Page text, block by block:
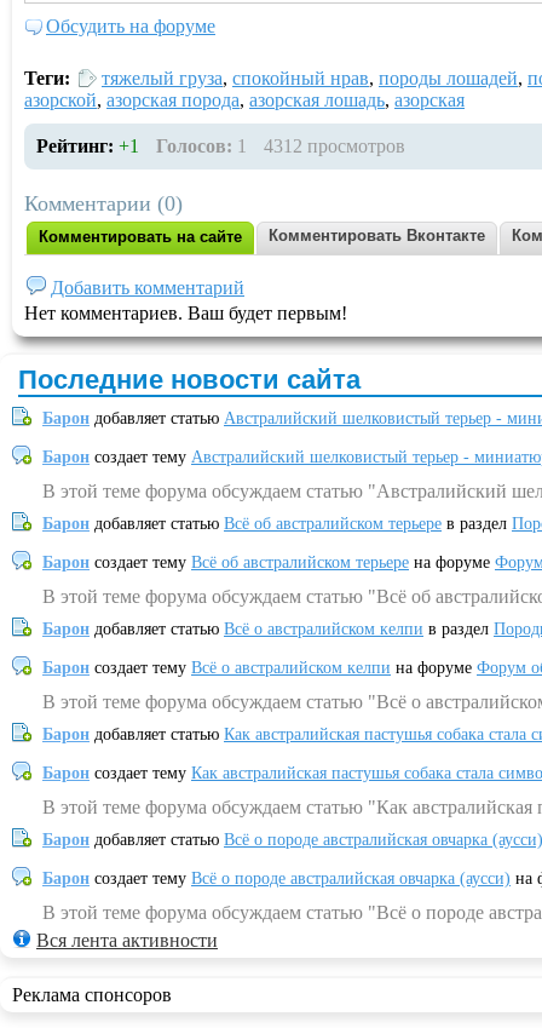
Обсудить на форуме
Теги: тяжелый груза, спокойный нрав, породы лошадей,
азорской, азорская порода, азорская лошадь, азорская
Рейтинг: +1 Голосов: 1 4312 просмотров
Комментарии (0)
Комментировать на сайте Комментировать Вконтакте
Добавить комментарий
Нет комментариев. Ваш будет первым!
Последние новости сайта
Барон добавляет статью Австралийский шелковистый терьер -
Барон создает тему Австралийский шелковистый терьер -
В этой теме форума обсуждаем статью "Австралийский
Барон добавляет статью Всё об австралийском терьере в раздел
Барон создает тему Всё об австралийском терьере на форуме
В этой теме форума обсуждаем статью "Всё об
Барон добавляет статью Всё о австралийском келпи в раздел
Барон создает тему Всё о австралийском келпи на форуме Форум
В этой теме форума обсуждаем статью "Всё о
Барон добавляет статью Как австралийская пастушья собака
Барон создает тему Как австралийская пастушья собака стала
В этой теме форума обсуждаем статью "Как
Барон добавляет статью Всё о породе австралийская овчарка (аусси)
Барон создает тему Всё о породе австралийская овчарка (аусси) на
В этой теме форума обсуждаем статью "Всё о породе
Вся лента активности
Реклама спонсоров